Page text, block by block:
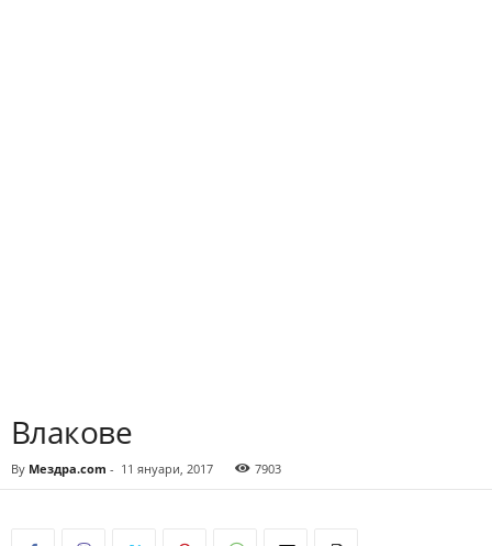
Влакове
By Мездра.com - 11 януари, 2017 7903